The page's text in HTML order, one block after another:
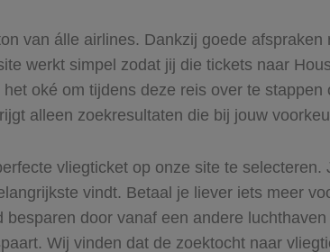
van álle airlines. Dankzij goede
werkt simpel zodat jij die tickets naar
oké om tijdens deze reis over te
alleen zoekresultaten die bij jouw
vliegticket op onze site te
vindt. Betaal je liever iets meer
door vanaf een andere
Wij vinden dat de zoektocht naar